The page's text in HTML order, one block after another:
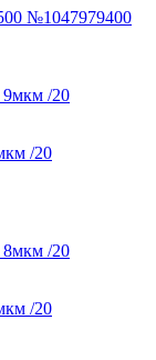
№1047979400
/20
/20